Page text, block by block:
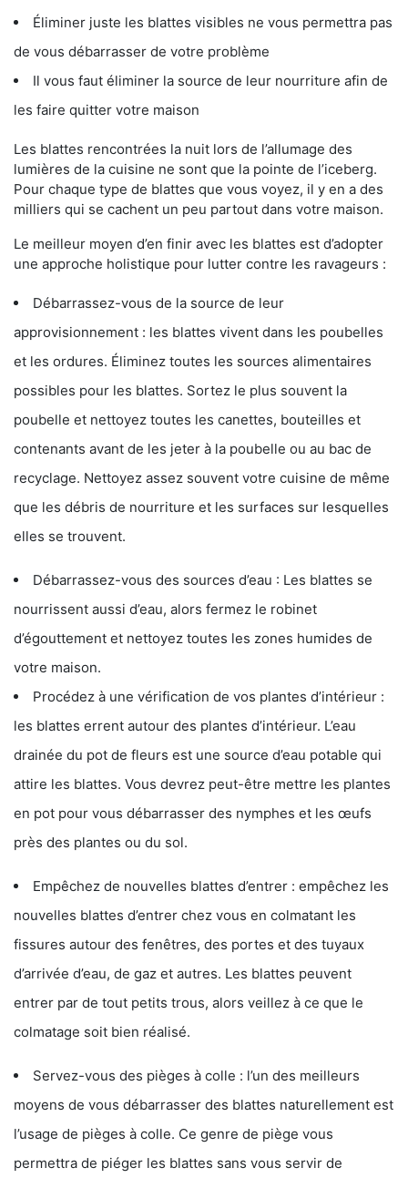
Éliminer juste les blattes visibles ne vous permettra pas
de vous débarrasser de votre problème
Il vous faut éliminer la source de leur nourriture afin de
les faire quitter votre maison
Les blattes rencontrées la nuit lors de l’allumage des
lumières de la cuisine ne sont que la pointe de l’iceberg.
Pour chaque type de blattes que vous voyez, il y en a des
milliers qui se cachent un peu partout dans votre maison.
Le meilleur moyen d’en finir avec les blattes est d’adopter
une approche holistique pour lutter contre les ravageurs :
Débarrassez-vous de la source de leur
approvisionnement : les blattes vivent dans les poubelles
et les ordures. Éliminez toutes les sources alimentaires
possibles pour les blattes. Sortez le plus souvent la
poubelle et nettoyez toutes les canettes, bouteilles et
contenants avant de les jeter à la poubelle ou au bac de
recyclage. Nettoyez assez souvent votre cuisine de même
que les débris de nourriture et les surfaces sur lesquelles
elles se trouvent.
Débarrassez-vous des sources d’eau : Les blattes se
nourrissent aussi d’eau, alors fermez le robinet
d’égouttement et nettoyez toutes les zones humides de
votre maison.
Procédez à une vérification de vos plantes d’intérieur :
les blattes errent autour des plantes d’intérieur. L’eau
drainée du pot de fleurs est une source d’eau potable qui
attire les blattes. Vous devrez peut-être mettre les plantes
en pot pour vous débarrasser des nymphes et les œufs
près des plantes ou du sol.
Empêchez de nouvelles blattes d’entrer : empêchez les
nouvelles blattes d’entrer chez vous en colmatant les
fissures autour des fenêtres, des portes et des tuyaux
d’arrivée d’eau, de gaz et autres. Les blattes peuvent
entrer par de tout petits trous, alors veillez à ce que le
colmatage soit bien réalisé.
Servez-vous des pièges à colle : l’un des meilleurs
moyens de vous débarrasser des blattes naturellement est
l’usage de pièges à colle. Ce genre de piège vous
permettra de piéger les blattes sans vous servir de